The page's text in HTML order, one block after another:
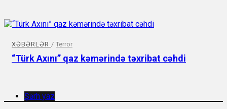
XƏBƏRLƏR / Terror
“Türk Axını” qaz kəmərində təxribat cəhdi
Şərh yaz